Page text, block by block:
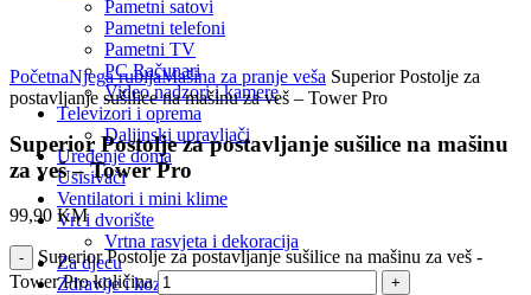
Pametni satovi
Pametni telefoni
Pametni TV
PC Računari
Video nadzori i kamere
Televizori i oprema
Daljinski upravljači
Uređenje doma
Usisivači
Ventilatori i mini klime
Vrt i dvorište
Vrtna rasvjeta i dekoracija
Za djecu
Zdravlje i kozmetika
Click to enlarge
PočetnaNjega rubljaMašina za pranje veša Superior Postolje za
postavljanje sušilice na mašinu za veš – Tower Pro
Superior Postolje za postavljanje sušilice na mašinu
za veš – Tower Pro
99,90 KM
Superior Postolje za postavljanje sušilice na mašinu za veš -
Tower Pro količina